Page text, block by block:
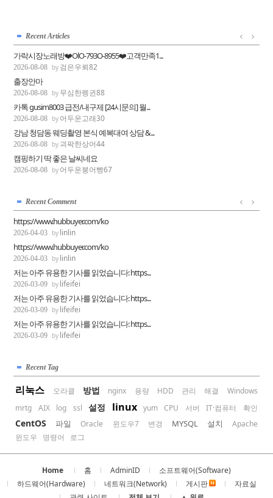
Recent Articles
가락시장노래방❤️OlO-793O-8955❤️고객만족1...
2026-08-08 검은우뢰82
출장안마
2026-08-08 무심한펭귄88
카­톡 gusim8003 급전/내구제 [24시문의] 월...
2026-08-08 어두운고래30
강남 청담동 웨딩촬영 본식 예복대여 상담 &...
2026-08-08 괴팍한상어44
캠핑하기 딱 좋은 날씨네요
2026-08-08 어두운붕어빵67
Recent Comment
https://www.hubbuyer.com/ko
2026-04-03 linlin
https://www.hubbuyer.com/ko
2026-04-03 linlin
저는 아주 유용한 기사를 읽었습니다: https...
2026-03-09 lifeifei
저는 아주 유용한 기사를 읽었습니다: https...
2026-03-09 lifeifei
저는 아주 유용한 기사를 읽었습니다: https...
2026-03-09 lifeifei
Recent Tag
리눅스 오라클 방법 nginx 용량 HDD 관리 해결
Windows
mrtg
AIX log ssl 설정 linux yum CPU 서버 IT·컴퓨터 확인
CentOS 파일 Oracle 윈도우7 변경 MYSQL 설치
Apache
윈도우
명령어 로그
Home 홈 AdminID
소프트웨어(Software)
하드웨어(Hardware)
네트워크(Network) 게시판
자료실